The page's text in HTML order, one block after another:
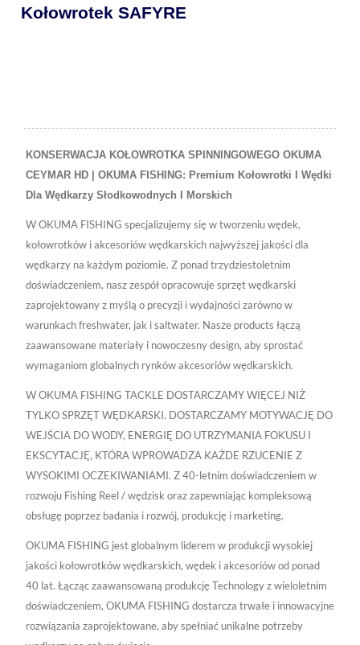
Kołowrotek SAFYRE
KONSERWACJA KOŁOWROTKA SPINNINGOWEGO OKUMA
CEYMAR HD | OKUMA FISHING: Premium Kołowrotki I Wędki
Dla Wędkarzy Słodkowodnych I Morskich
W OKUMA FISHING specjalizujemy się w tworzeniu wędek,
kołowrotków i akcesoriów wędkarskich najwyższej jakości dla
wędkarzy na każdym poziomie. Z ponad trzydziestoletnim
doświadczeniem, nasz zespół opracowuje sprzęt wędkarski
zaprojektowany z myślą o precyzji i wydajności zarówno w
warunkach freshwater, jak i saltwater. Nasze products łączą
zaawansowane materiały i nowoczesny design, aby sprostać
wymaganiom globalnych rynków akcesoriów wędkarskich.
W OKUMA FISHING TACKLE DOSTARCZAMY WIĘCEJ NIŻ
TYLKO SPRZĘT WĘDKARSKI. DOSTARCZAMY MOTYWACJĘ DO
WEJŚCIA DO WODY, ENERGIĘ DO UTRZYMANIA FOKUSU I
EKSCYTACJĘ, KTÓRA WPROWADZA KAŻDE RZUCENIE Z
WYSOKIMI OCZEKIWANIAMI. Z 40-letnim doświadczeniem w
rozwoju Fishing Reel / wędzisk oraz zapewniając kompleksową
obsługę poprzez badania i rozwój, produkcję i marketing.
OKUMA FISHING jest globalnym liderem w produkcji wysokiej
jakości kołowrotków wędkarskich, wędek i akcesoriów od ponad
40 lat. Łącząc zaawansowaną produkcję Technology z wieloletnim
doświadczeniem, OKUMA FISHING dostarcza trwałe i innowacyjne
rozwiązania zaprojektowane, aby spełniać unikalne potrzeby